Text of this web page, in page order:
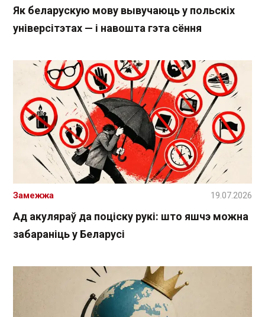
Як беларускую мову вывучаюць у польскіх
універсітэтах — і навошта гэта сёння
Ад акуляраў да поціску рукі: што яшчэ можна
забараніць у Беларусі
Замежжа 19.07.2026